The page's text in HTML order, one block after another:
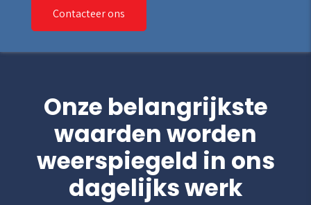
Contacteer ons
Onze belangrijkste
waarden worden
weerspiegeld in ons
dagelijks werk